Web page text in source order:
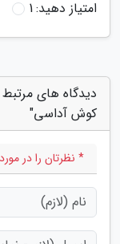
امتیاز دهید:1
دیدگاه های
کوش آداسی"
* نظرتان را در